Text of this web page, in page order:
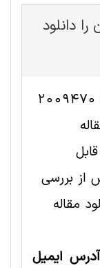
دانلود
فایل انگلیسی این مقاله با شناسه 2009470
از بررسی
مقاله
آدرس ایمیل